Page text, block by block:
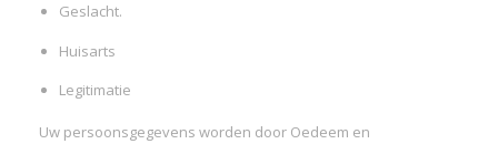
Geslacht.
Huisarts
Legitimatie
Uw persoonsgegevens worden door Oedeem en